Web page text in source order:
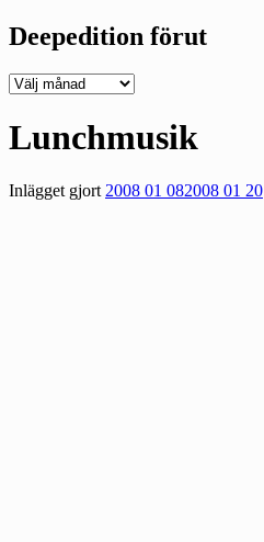
Deepedition förut
Deepedition
Lunchmusik
Inlägget gjort2008 01 082008 01 20